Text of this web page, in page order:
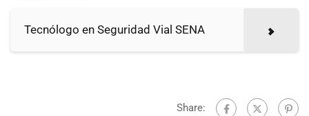
Tecnólogo en Seguridad Vial SENA
Share: